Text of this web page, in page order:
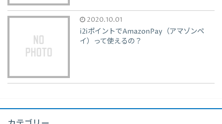
2020.10.01
i2iポイントでAmazonPay（アマゾンペ
イ）って使えるの？